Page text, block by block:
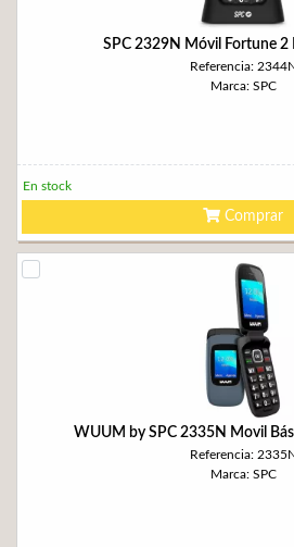
SPC 2329N Móvil Fortune 2
Referencia:
Marca: SPC
En stock
Comprar
WUUM by SPC 2335N Movil
Referencia:
Marca: SPC